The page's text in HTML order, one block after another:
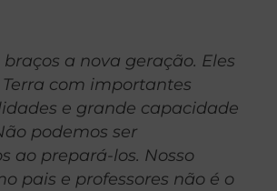
braços a nova geração. Eles
com importantes
e grande capacidade
podemos ser
ao prepará-los. Nosso
pais e professores não é o